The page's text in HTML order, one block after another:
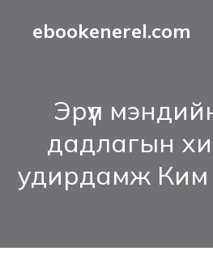
ebookenerel.com
Эрүүл
дадлагын
удирдамж